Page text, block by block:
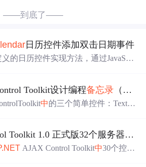
——到底了——
日历控件添加双击日期事件
的日历控件实现方法，通过JavaScri
Toolkit设计编程备忘录 （色眼窥观版）——第1回(柿子专辑)
中的三个简单控件：TextB
细数Ajax Control Toolkit 1.0 正式版32个服务器端控件
AJAX Control Toolkit中30个控件